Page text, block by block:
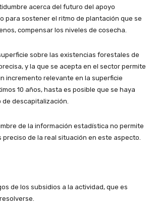
acerca del futuro del apoyo
para sostener el ritmo de plantación que se
compensar los niveles de cosecha.
sobre las existencias forestales de
y la que se acepta en el sector permite
incremento relevante en la superficie
10 años, hasta es posible que se haya
de descapitalización.
de la información estadística no permite
preciso de la real situación en este aspecto.
de los subsidios a la actividad, que es